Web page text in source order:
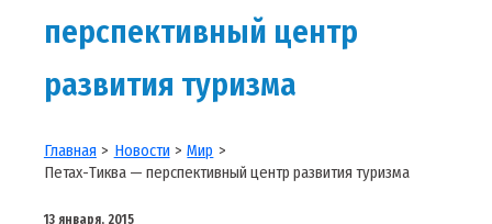
перспективный центр
развития туризма
Главная Новости
Мир
Петах-Тиква — перспективный центр развития туризма
13 января, 2015